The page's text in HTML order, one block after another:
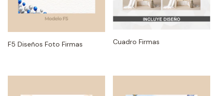
F5 Diseños Foto Firmas Cuadro Firmas